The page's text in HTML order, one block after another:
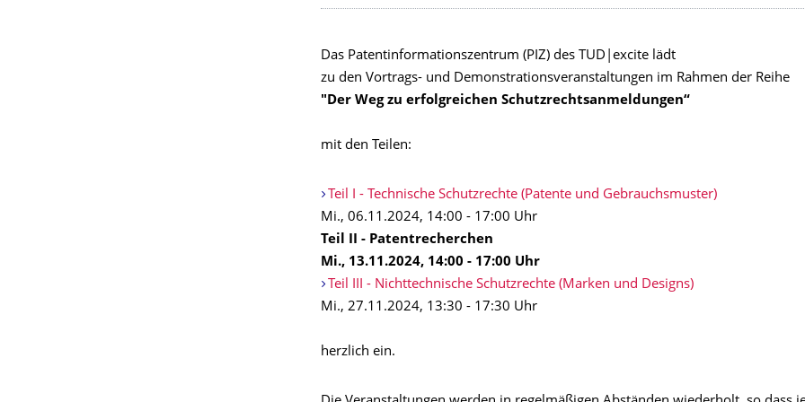
Das Patentinformationszentrum (PIZ) des TUD|excite lädt
zu den Vortrags- und Demonstrationsveranstaltungen im Rahmen der Reihe
"Der Weg zu erfolgreichen Schutzrechtsanmeldungen“
mit den Teilen:
Teil I - Technische Schutzrechte (Patente und Gebrauchsmuster)
Mi., 06.11.2024, 14:00 - 17:00 Uhr
Teil II - Patentrecherchen
Mi., 13.11.2024, 14:00 - 17:00 Uhr
Teil III - Nichttechnische Schutzrechte (Marken und Designs)
Mi., 27.11.2024, 13:30 - 17:30 Uhr
herzlich ein.